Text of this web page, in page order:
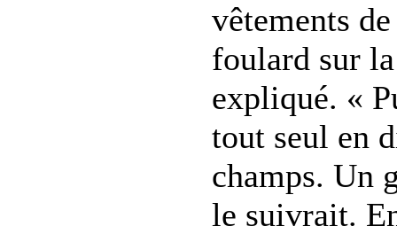
vêtements
foulard sur
expliqué. «
tout seul en
champs. Un
le suivrait.